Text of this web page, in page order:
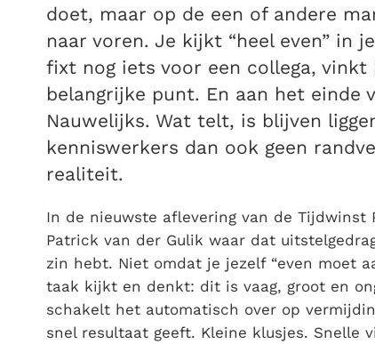
doet, maar op de een of andere
naar voren. Je kijkt “heel even” in
fixt nog iets voor een collega,
belangrijke punt. En aan het einde
Nauwelijks. Wat telt, is blijven
kenniswerkers dan ook geen
realiteit.
In de nieuwste aflevering van de Tijdwinst
Patrick van der Gulik waar dat
zin hebt. Niet omdat je jezelf “even moet
taak kijkt en denkt: dit is vaag, groot en
schakelt het automatisch over op
snel resultaat geeft. Kleine klusjes. Snelle